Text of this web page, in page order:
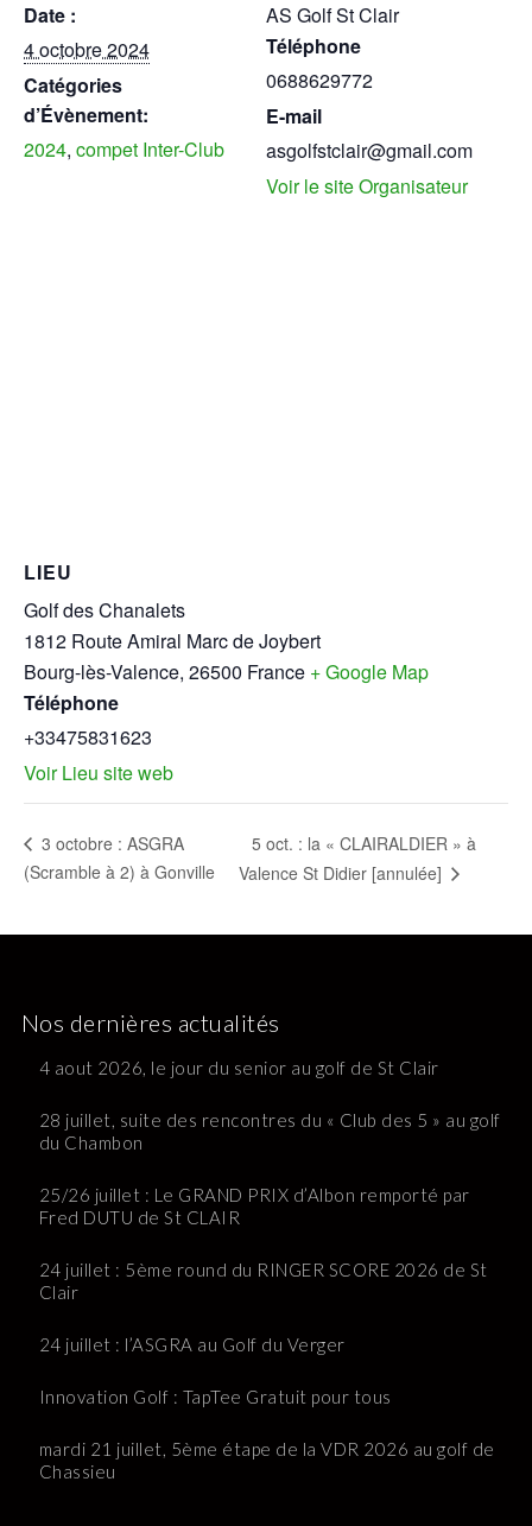
Date :
4 octobre 2024
Catégories
d’Évènement:
2024, compet Inter-Club
AS Golf St Clair
Téléphone
0688629772
E-mail
asgolfstclair@gmail.com
Voir le site Organisateur
LIEU
Golf des Chanalets
1812 Route Amiral Marc de Joybert
Bourg-lès-Valence, 26500 France + Google Map
Téléphone
+33475831623
Voir Lieu site web
3 octobre : ASGRA
(Scramble à 2) à Gonville
5 oct. : la « CLAIRALDIER » à
Valence St Didier [annulée]
Nos dernières actualités
4 aout 2026, le jour du senior au golf de St Clair
28 juillet, suite des rencontres du « Club des 5 » au golf
du Chambon
25/26 juillet : Le GRAND PRIX d’Albon remporté par
Fred DUTU de St CLAIR
24 juillet : 5ème round du RINGER SCORE 2026 de St
Clair
24 juillet : l’ASGRA au Golf du Verger
Innovation Golf : TapTee Gratuit pour tous
mardi 21 juillet, 5ème étape de la VDR 2026 au golf de
Chassieu